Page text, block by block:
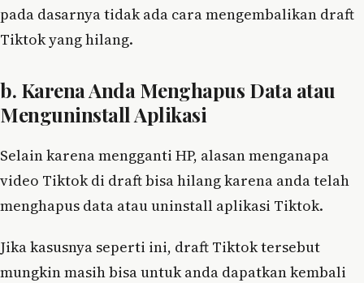
pada dasarnya tidak ada cara mengembalikan draft
Tiktok yang hilang.
b. Karena Anda Menghapus Data atau
Menguninstall Aplikasi
Selain karena mengganti HP, alasan menganapa
video Tiktok di draft bisa hilang karena anda telah
menghapus data atau uninstall aplikasi Tiktok.
Jika kasusnya seperti ini, draft Tiktok tersebut
mungkin masih bisa untuk anda dapatkan kembali